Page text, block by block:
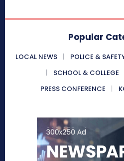
Popular
LOCAL NEWS POLICE &
SCHOOL & COLLEGE
PRESS CONFERENCE